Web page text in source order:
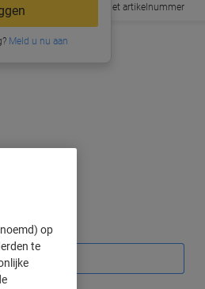
Meld u nu aan
Snel bestellen met artikelnummer
op
te